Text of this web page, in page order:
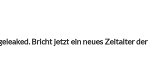
Bricht jetzt ein neues Zeitalter der